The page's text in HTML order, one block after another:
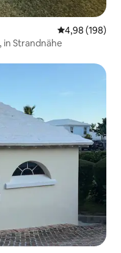
4,98 (198)
in Strandnähe